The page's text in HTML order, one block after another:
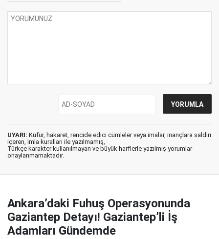
UYARI: Küfür, hakaret, rencide edici cümleler veya imalar, inançlara saldırı
içeren, imla kuralları ile yazılmamış,
Türkçe karakter kullanılmayan ve büyük harflerle yazılmış yorumlar
onaylanmamaktadır.
Ankara’daki Fuhuş Operasyonunda
Gaziantep Detayı! Gaziantep’li İş
Adamları Gündemde